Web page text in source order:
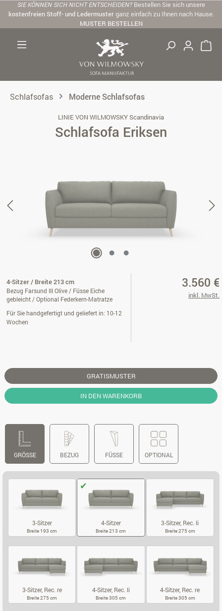
Zum Hauptinhalt springen
SIE KÖNNEN SICH NICHT ENTSCHEIDEN? Bestellen Sie sich unsere
kostenfreien Stoff- und Ledermusterganz einfach zu Ihnen nach Hause.
MUSTER BESTELLEN
Schlafsofas Moderne Schlafsofas
LINIE VON WILMOWSKY Scandinavia
Schlafsofa Eriksen
4-Sitzer / Breite 213 cm
Bezug Farsund III Olive / Füsse Eiche
gebleicht / Optional Federkern-Matratze
Für Sie handgefertigt und geliefert in: 10-12
Wochen
3.560 €
inkl. MwSt.
GRATISMUSTER
IN DEN WARENKORB
GRÖSSE BEZUG FÜSSE OPTIONAL
3-Sitzer
Breite 193 cm
4-Sitzer
Breite 213 cm
3-Sitzer, Rec. li
Breite 275 cm
3-Sitzer, Rec. re
Breite 275 cm
4-Sitzer, Rec. li
Breite 305 cm
4-Sitzer, Rec. re
Breite 305 cm